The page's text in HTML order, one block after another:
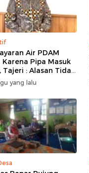
Air PDAM
Karena Pipa Masuk
Tajeri : Alasan Tidak
Akal
yang lalu